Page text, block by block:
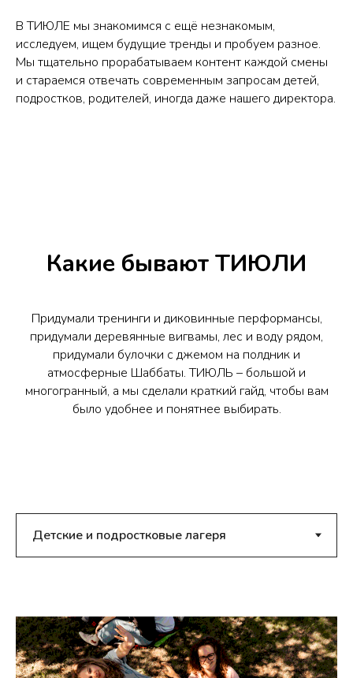
В ТИЮЛЕ мы знакомимся с ещё незнакомым,
исследуем, ищем будущие тренды и пробуем разное.
Мы тщательно прорабатываем контент каждой смены
и стараемся отвечать современным запросам детей,
подростков, родителей, иногда даже нашего директора.
Какие бывают ТИЮЛИ
Придумали тренинги и диковинные перформансы,
придумали деревянные вигвамы, лес и воду рядом,
придумали булочки с джемом на полдник и
атмосферные Шаббаты. ТИЮЛЬ – большой и
многогранный, а мы сделали краткий гайд, чтобы вам
было удобнее и понятнее выбирать.